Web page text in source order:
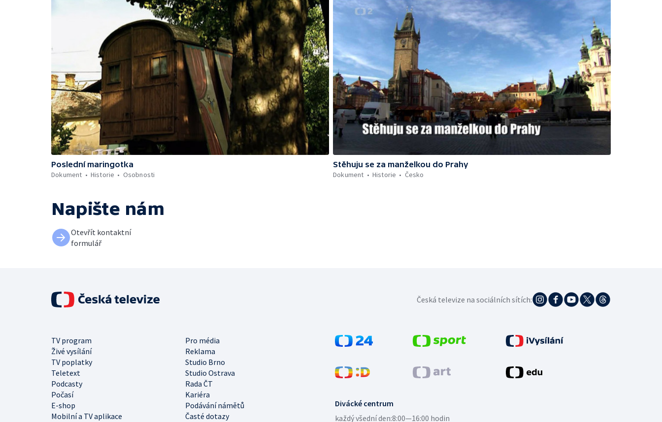
Poslední maringotka
Dokument
Historie Osobnosti
Stěhuju se za manželkou do Prahy
Dokument
Historie Česko
Napište nám
Otevřít kontaktní
formulář
Divácké centrum
každý všední den:8:00—16:00 hodin
TV program
Pro média
Živé vysílání
Reklama
TV poplatky
Studio Brno
Teletext
Studio Ostrava
Podcasty
Rada ČT
Počasí
Kariéra
E-shop
Podávání námětů
Mobilní a TV aplikace
Časté dotazy
Česká televize na sociálních sítích: